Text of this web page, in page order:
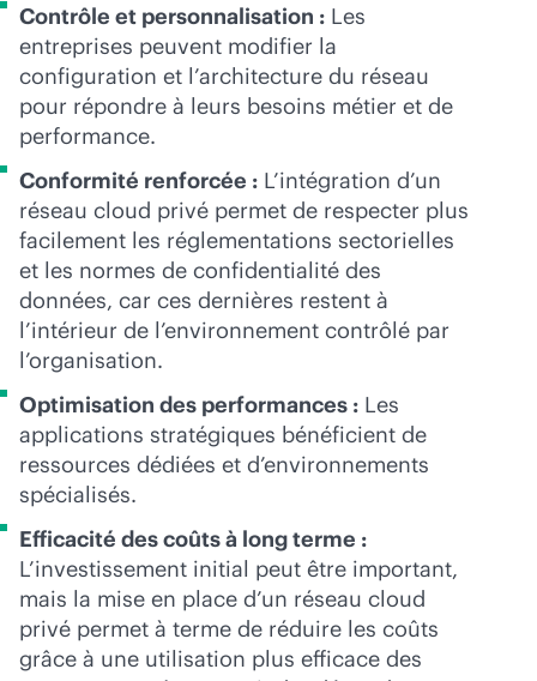
Contrôle et personnalisation : Les
entreprises peuvent modifier la
configuration et l’architecture du réseau
pour répondre à leurs besoins métier et de
performance.
Conformité renforcée : L’intégration d’un
réseau cloud privé permet de respecter plus
facilement les réglementations sectorielles
et les normes de confidentialité des
données, car ces dernières restent à
l’intérieur de l’environnement contrôlé par
l’organisation.
Optimisation des performances : Les
applications stratégiques bénéficient de
ressources dédiées et d’environnements
spécialisés.
Efficacité des coûts à long terme :
L’investissement initial peut être important,
mais la mise en place d’un réseau cloud
privé permet à terme de réduire les coûts
grâce à une utilisation plus efficace des